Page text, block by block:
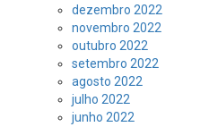
dezembro 2022
novembro 2022
outubro 2022
setembro 2022
agosto 2022
julho 2022
junho 2022